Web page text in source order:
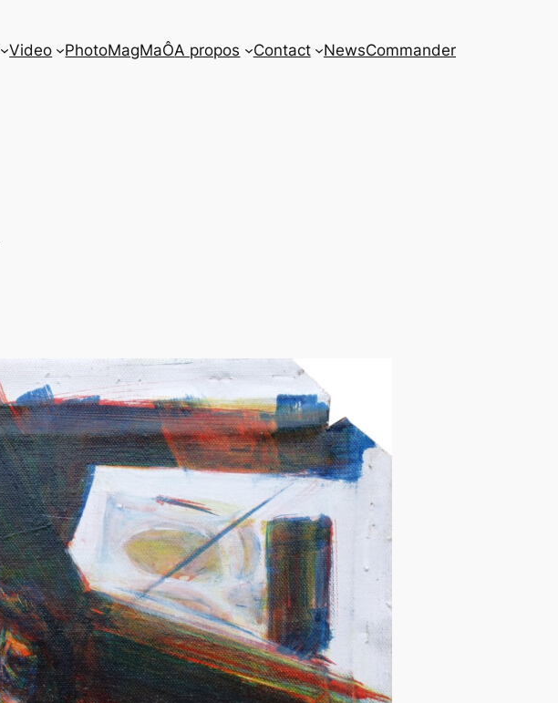
Video PhotoMagMaÔA propos Contact NewsCommander